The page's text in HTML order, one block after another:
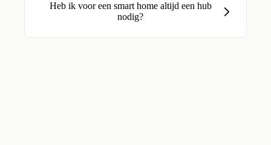
Heb ik voor een smart home altijd een hub
nodig?